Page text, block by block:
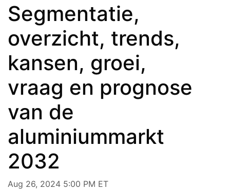
Segmentatie,
overzicht, trends,
kansen, groei,
vraag en prognose
van de
aluminiummarkt
2032
Aug 26, 2024 5:00 PM ET